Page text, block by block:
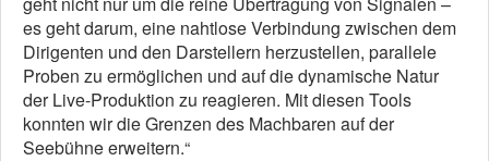
es geht darum, eine nahtlose Verbindung zwischen dem
Dirigenten und den Darstellern herzustellen, parallele
Proben zu ermöglichen und auf die dynamische Natur
der Live-Produktion zu reagieren. Mit diesen Tools
konnten wir die Grenzen des Machbaren auf der
Seebühne erweitern.“